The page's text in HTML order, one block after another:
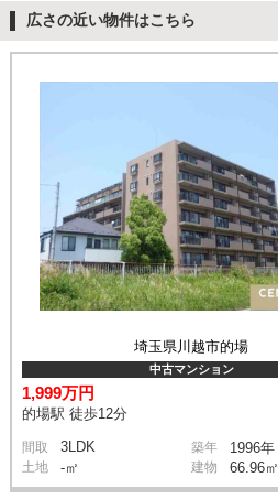
広さの近い物件はこちら
埼玉県川越市的場
中古マンション
1,999万円
的場駅 徒歩12分
間取 3LDK 築年 1996年
土地 -㎡ 建物 66.96㎡